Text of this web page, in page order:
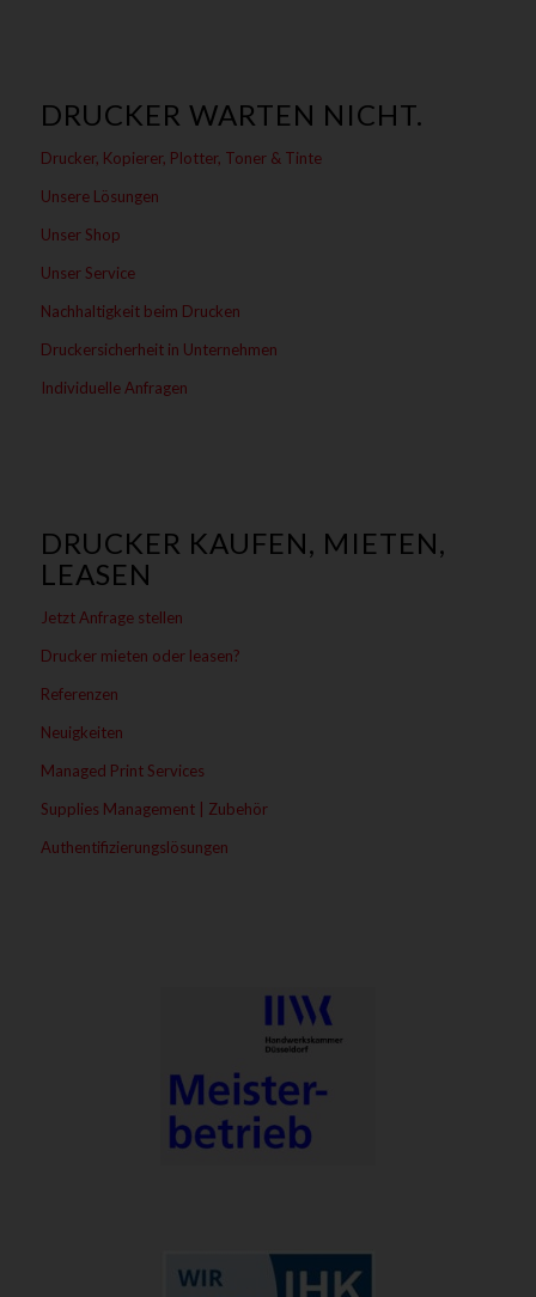
DRUCKER WARTEN NICHT.
Drucker, Kopierer, Plotter, Toner & Tinte
Unsere Lösungen
Unser Shop
Unser Service
Nachhaltigkeit beim Drucken
Druckersicherheit in Unternehmen
Individuelle Anfragen
DRUCKER KAUFEN, MIETEN,
LEASEN
Jetzt Anfrage stellen
Drucker mieten oder leasen?
Referenzen
Neuigkeiten
Managed Print Services
Supplies Management | Zubehör
Authentifizierungslösungen